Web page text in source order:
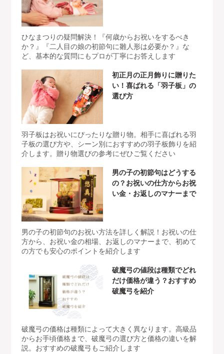
ひなまつりの疑問解決！『何歳からお祝いをするべき
か？』『二人目の娘の初節句に雛人形は必要か？』な
ど、基本的な質問にもプロが丁寧にお答えします
初正月の正月飾りに贈りた
い！喜ばれる「羽子板」の
選び方
羽子板はお祝いにぴったりな贈り物。相手に喜ばれる羽
子板の選び方や、シーン別におすすめの羽子板飾りを紹
介します。贈り物選びの参考にぜひご覧ください
男の子の初節句はどうする
の？お祝いの仕方からお祝
い金・お返しのマナーまで
男の子の初節句のお祝い方法を詳しく解説！お祝いの仕
方から、お祝い金の相場、お返しのマナーまで、初めて
の方でも安心のポイントを紹介します
破魔弓の値段は種類でどれ
だけ価格が違う？おすすめ
破魔弓を紹介
破魔弓の価格は種類によって大きく異なります。高級品
からお手頃価格まで、破魔弓の選び方と価格の違いを解
説。おすすめの破魔弓もご紹介します